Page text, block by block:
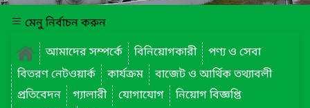
মেনু নির্বাচন করুন
আমাদের সম্পর্কে
বিনিয়োগকারী
পণ্য ও সেবা
বিতরণ নেটওয়ার্ক
কার্যক্রম
বাজেট ও আর্থিক তথ্যাবলী
প্রতিবেদন
গ্যালারী যোগাযোগ
নিয়োগ বিজ্ঞপ্তি